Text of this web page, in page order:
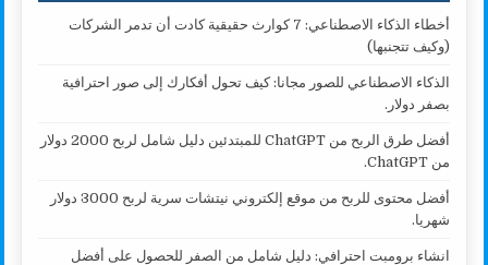
أخطاء الذكاء الاصطناعي: 7 كوارث حقيقية كادت أن تدمر الشركات
(وكيف تتجنبها)
الذكاء الاصطناعي للصور مجانا: كيف تحول أفكارك إلى صور احترافية
بصفر دولار.
أفضل طرق الربح من ChatGPT للمبتدئين دليل شامل لربح 2000 دولار
من ChatGPT.
أفضل محتوى للربح من موقع إلكتروني نيتشات سرية لربح 3000 دولار
شهريا.
انشاء برومبت احترافي: دليل شامل من الصفر للحصول على أفضل